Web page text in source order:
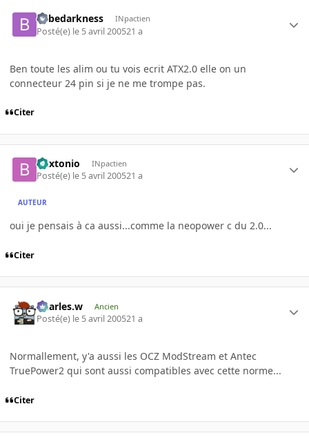
bebedarkness INpactien
Posté(e) le 5 avril 200521 a
Ben toute les alim ou tu vois ecrit ATX2.0 elle on un
connecteur 24 pin si je ne me trompe pas.
Citer
buxtonio INpactien
Posté(e) le 5 avril 200521 a
AUTEUR
oui je pensais à ca aussi...comme la neopower c du 2.0...
Citer
Charles.w Ancien
Posté(e) le 5 avril 200521 a
Normallement, y'a aussi les OCZ ModStream et Antec
TruePower2 qui sont aussi compatibles avec cette norme...
Citer